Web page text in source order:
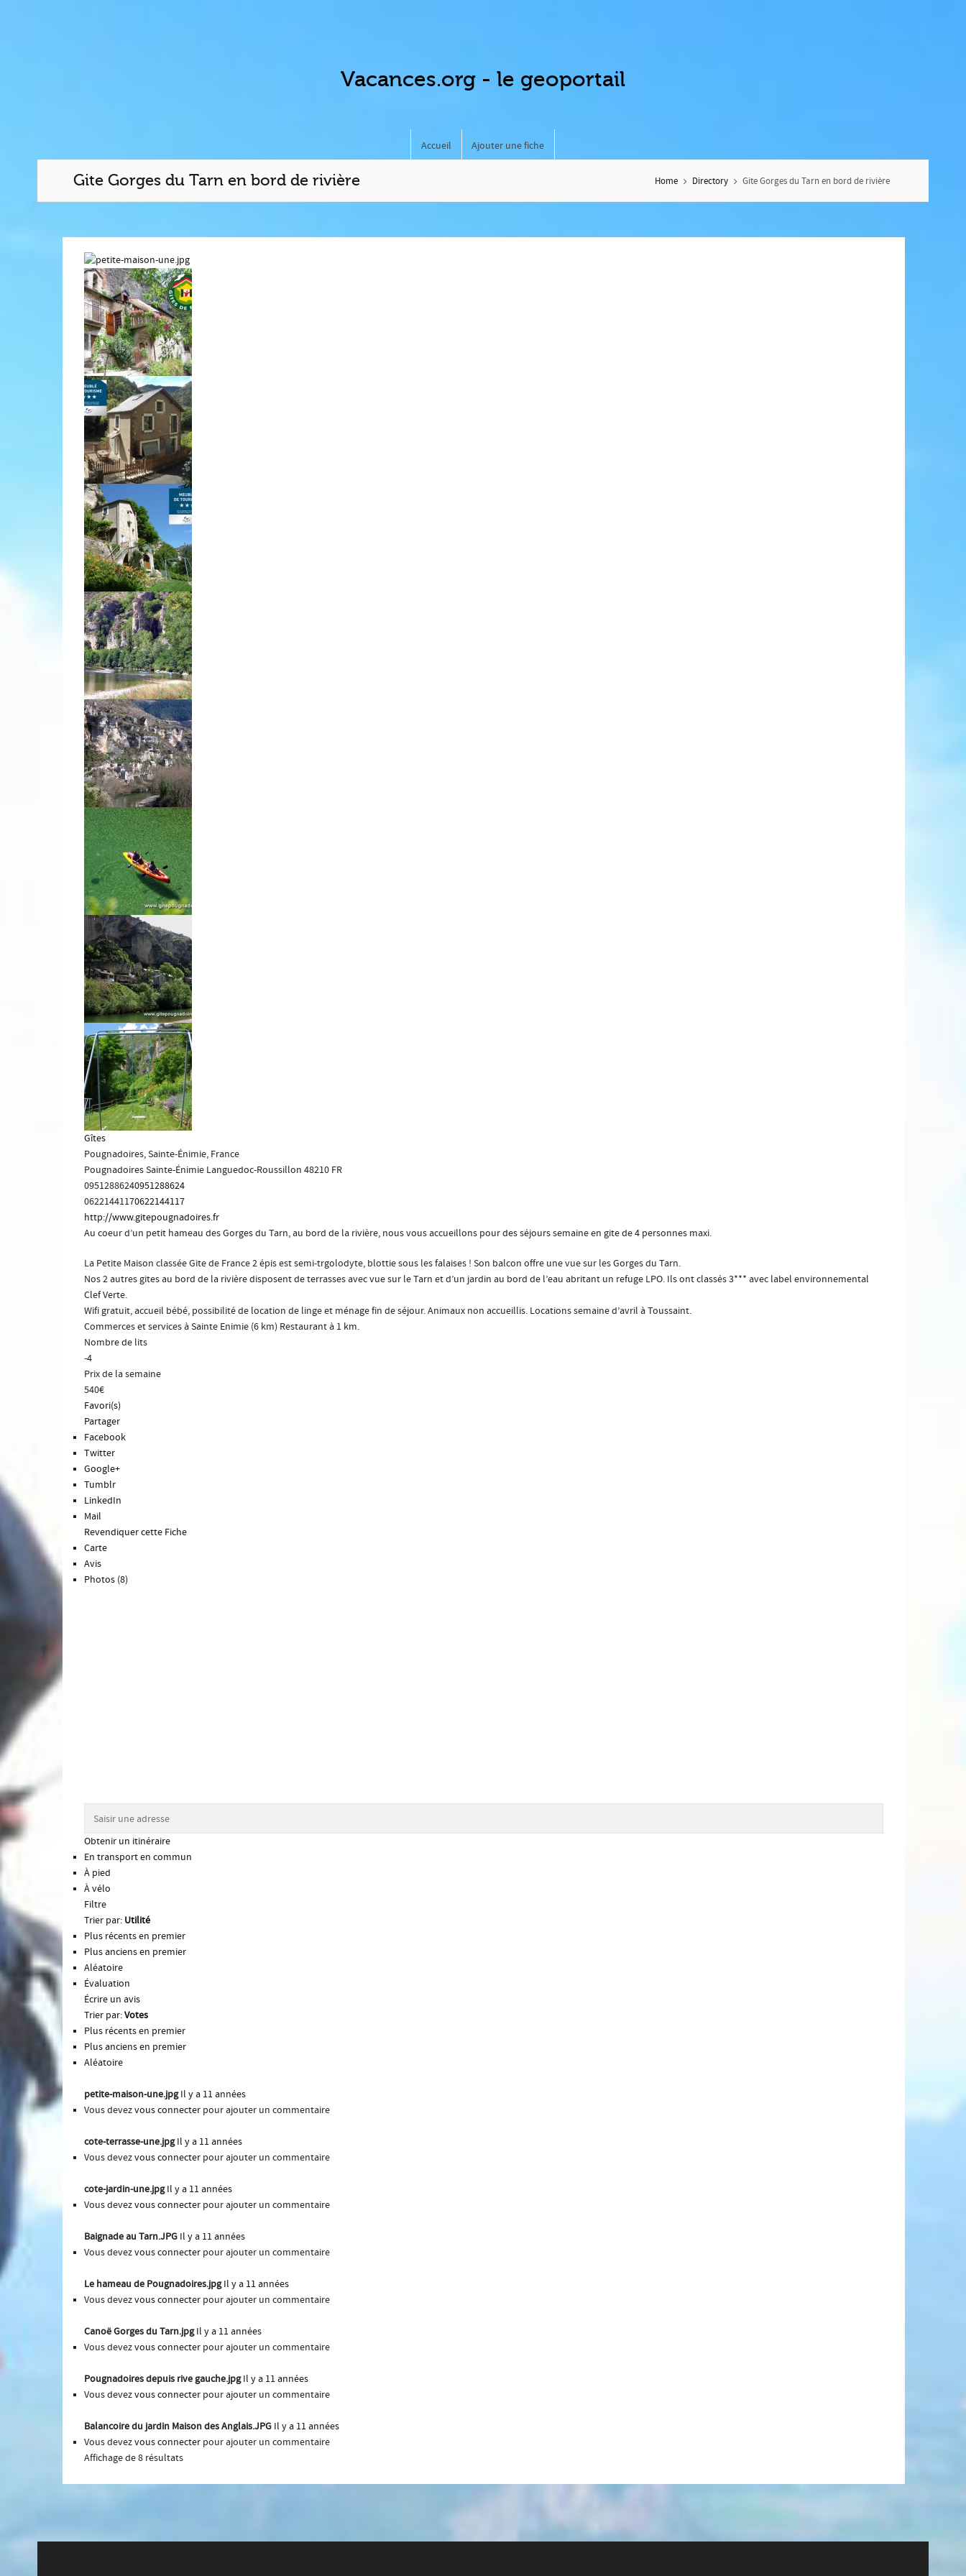
Vacances.org - le geoportail
Accueil Ajouter une fiche
Gite Gorges du Tarn en bord de rivière Home Directory Gite Gorges du Tarn en bord de rivière
Gîtes
Pougnadoires, Sainte-Énimie, France
PougnadoiresSainte-Énimie Languedoc-Roussillon 48210 FR
09512886240951288624
06221441170622144117
http://www.gitepougnadoires.fr
Au coeur d’un petit hameau des Gorges du Tarn, au bord de la rivière, nous vous accueillons pour des séjours semaine en gite de 4 personnes maxi.
La Petite Maison classée Gite de France 2 épis est semi-trgolodyte, blottie sous les falaises ! Son balcon offre une vue sur les Gorges du Tarn.
Nos 2 autres gites au bord de la rivière disposent de terrasses avec vue sur le Tarn et d’un jardin au bord de l’eau abritant un refuge LPO. Ils ont classés 3*** avec label environnemental
Clef Verte.
Wifi gratuit, accueil bébé, possibilité de location de linge et ménage fin de séjour. Animaux non accueillis. Locations semaine d’avril à Toussaint.
Commerces et services à Sainte Enimie (6 km) Restaurant à 1 km.
Nombre de lits
-4
Prix de la semaine
540€
Favori(s)
Partager
Facebook
Twitter
Google+
Tumblr
LinkedIn
Mail
Revendiquer cette Fiche
Carte
Avis
Photos (8)
Obtenir un itinéraire
En transport en commun
À pied
À vélo
Filtre
Trier par: Utilité
Plus récents en premier
Plus anciens en premier
Aléatoire
Évaluation
Écrire un avis
Trier par:Votes
Plus récents en premier
Plus anciens en premier
Aléatoire
petite-maison-une.jpg Il y a 11 années
Vous devezvous connecter pour ajouter un commentaire
cote-terrasse-une.jpg Il y a 11 années
Vous devezvous connecter pour ajouter un commentaire
cote-jardin-une.jpg Il y a 11 années
Vous devezvous connecter pour ajouter un commentaire
Baignade au Tarn.JPG Il y a 11 années
Vous devezvous connecter pour ajouter un commentaire
Le hameau de Pougnadoires.jpg Il y a 11 années
Vous devezvous connecter pour ajouter un commentaire
Canoë Gorges du Tarn.jpg Il y a 11 années
Vous devezvous connecter pour ajouter un commentaire
Pougnadoires depuis rive gauche.jpg Il y a 11 années
Vous devezvous connecter pour ajouter un commentaire
Balancoire du jardin Maison des Anglais.JPG Il y a 11 années
Vous devezvous connecter pour ajouter un commentaire
Affichage de 8 résultats